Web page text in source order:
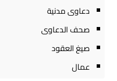
دعاوى مدنية
صحف الدعاوى
صيغ العقود
عمال